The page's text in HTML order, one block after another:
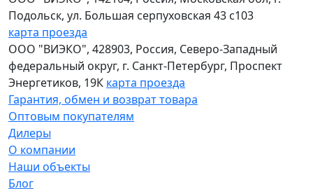
Подольск, ул. Большая серпуховская 43 с103
карта проезда
ООО "ВИЭКО", 428903, Россия, Северо-Западный
федеральный округ, г. Санкт-Петербург, Проспект
Энергетиков, 19К карта проезда
Гарантия, обмен и возврат товара
Оптовым покупателям
Дилеры
О компании
Наши объекты
Блог